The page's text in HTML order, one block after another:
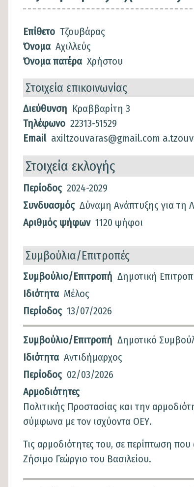
Επίθετο Τζουβάρας
Όνομα Αχιλλεύς
Όνομα πατέρα Χρήστου
Στοιχεία επικοινωνίας
Διεύθυνση Κραββαρίτη 3
Τηλέφωνο 22313-51529
Email axiltzouvaras@gmail.com
Στοιχεία εκλογής
Στοιχεία
εκλογής
Περίοδος 2024-2029
Συνδυασμός Δύναμη Ανάπτυξης για τη
Αριθμός ψήφων 1120 ψήφοι
Συμβούλια/Επιτροπές
Συμβούλια/
Επιτροπές
Συμβούλιο/Επιτροπή Δημοτική
Ιδιότητα Μέλος
Περίοδος 13/07/2026
Συμβούλιο/Επιτροπή Δημοτικό
Ιδιότητα Αντιδήμαρχος
Περίοδος 02/03/2026
Αρμοδιότητες
Πολιτικής Προστασίας και την
σύμφωνα με τον ισχύοντα ΟΕΥ.
Τις αρμοδιότητες του, σε περίπτωση
Ζήσιμο Γεώργιο του Βασιλείου.